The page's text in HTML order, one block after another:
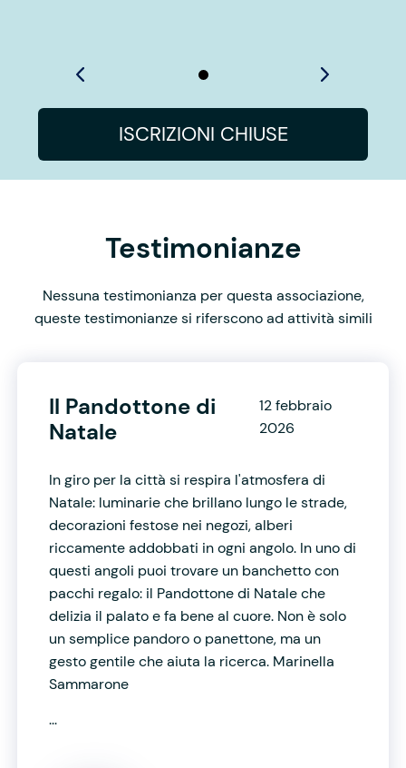
ISCRIZIONI CHIUSE
Testimonianze
Nessuna testimonianza per questa associazione,
queste testimonianze si riferscono ad attività simili
Il Pandottone di
Natale
12 febbraio
2026
In giro per la città si respira l'atmosfera di
Natale: luminarie che brillano lungo le strade,
decorazioni festose nei negozi, alberi
riccamente addobbati in ogni angolo. In uno di
questi angoli puoi trovare un banchetto con
pacchi regalo: il Pandottone di Natale che
delizia il palato e fa bene al cuore. Non è solo
un semplice pandoro o panettone, ma un
gesto gentile che aiuta la ricerca. Marinella
Sammarone
...